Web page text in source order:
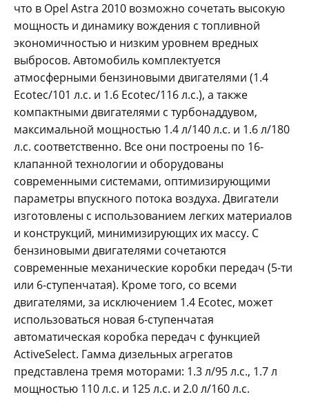
что в Opel Astra 2010 возможно сочетать высокую
мощность и динамику вождения с топливной
экономичностью и низким уровнем вредных
выбросов. Автомобиль комплектуется
атмосферными бензиновыми двигателями (1.4
Ecotec/101 л.с. и 1.6 Ecotec/116 л.с.), а также
компактными двигателями с турбонаддувом,
максимальной мощностью 1.4 л/140 л.с. и 1.6 л/180
л.с. соответственно. Все они построены по 16-
клапанной технологии и оборудованы
современными системами, оптимизирующими
параметры впускного потока воздуха. Двигатели
изготовлены с использованием легких материалов
и конструкций, минимизирующих их массу. С
бензиновыми двигателями сочетаются
современные механические коробки передач (5-ти
или 6-ступенчатая). Кроме того, со всеми
двигателями, за исключением 1.4 Ecotec, может
использоваться новая 6-ступенчатая
автоматическая коробка передач с функцией
ActiveSelect. Гамма дизельных агрегатов
представлена тремя моторами: 1.3 л/95 л.с., 1.7 л
мощностью 110 л.с. и 125 л.с. и 2.0 л/160 л.с.